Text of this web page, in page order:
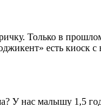
Только в
есть киоск
У нас малышу 1,5